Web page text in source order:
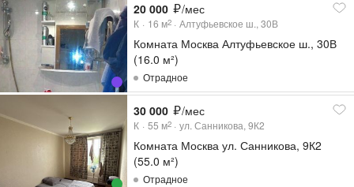
20 000 /мес
К 16 м2 Алтуфьевское ш., 30В
Комната Москва Алтуфьевское ш., 30В
(16.0 м²)
Отрадное
30 000 /мес
К 55 м2 ул. Санникова, 9К2
Комната Москва ул. Санникова, 9К2
(55.0 м²)
Отрадное